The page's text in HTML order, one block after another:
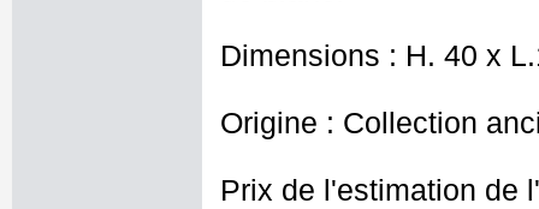
Dimensions : H. 40 x
Origine : Collection
Prix de l'estimation de